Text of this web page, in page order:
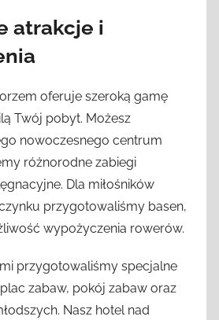
atrakcje i
oferuje szeroką gamę
Twój pobyt. Możesz
nowoczesnego centrum
różnorodne zabiegi
Dla miłośników
przygotowaliśmy basen,
wypożyczenia rowerów.
przygotowaliśmy specjalne
zabaw, pokój zabaw oraz
Nasz hotel nad